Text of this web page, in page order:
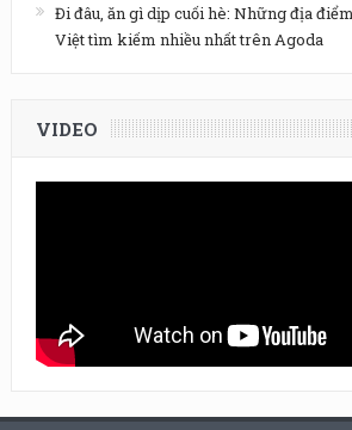
Đi đâu, ăn gì dịp cuối hè: Những địa
Việt tìm kiếm nhiều nhất trên Agoda
VIDEO